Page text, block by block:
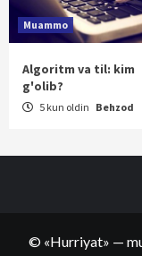
Muammo
Algoritm va til: kim
g'olib?
5 kun oldin Behzod
© «Hurriyat» —